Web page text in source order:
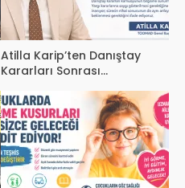
Atilla Karip’ten Danıştay
Kararları Sonrası